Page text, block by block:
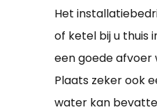
Het
of ketel bij u thuis
een goede
Plaats zeker ook
water kan